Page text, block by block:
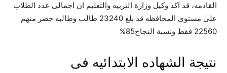
القادمه، قد اكد وكيل وزارة التربيه والتعليم ان اجمالى عدد الطلاب
على مستوى المحافظه قد بلغ 23240 طالب وطالبه حضر منهم
22560 فقط ونسبة النجاح85%
نتيجة الشهاده الابتدائيه فى